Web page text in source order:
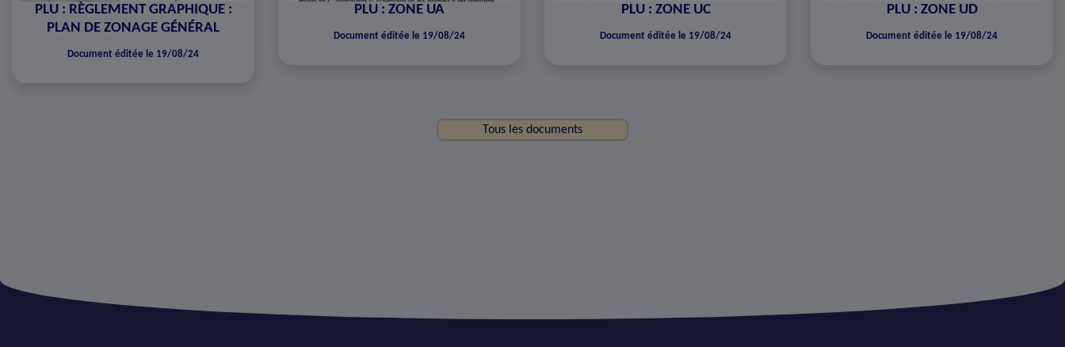
PLU : RÈGLEMENT GRAPHIQUE :
PLAN DE ZONAGE GÉNÉRAL
Document éditée le 19/08/24
PLU : ZONE UA
Document éditée le 19/08/24
PLU : ZONE UC
Document éditée le 19/08/24
PLU : ZONE UD
Document éditée le 19/08/24
Tous les documents